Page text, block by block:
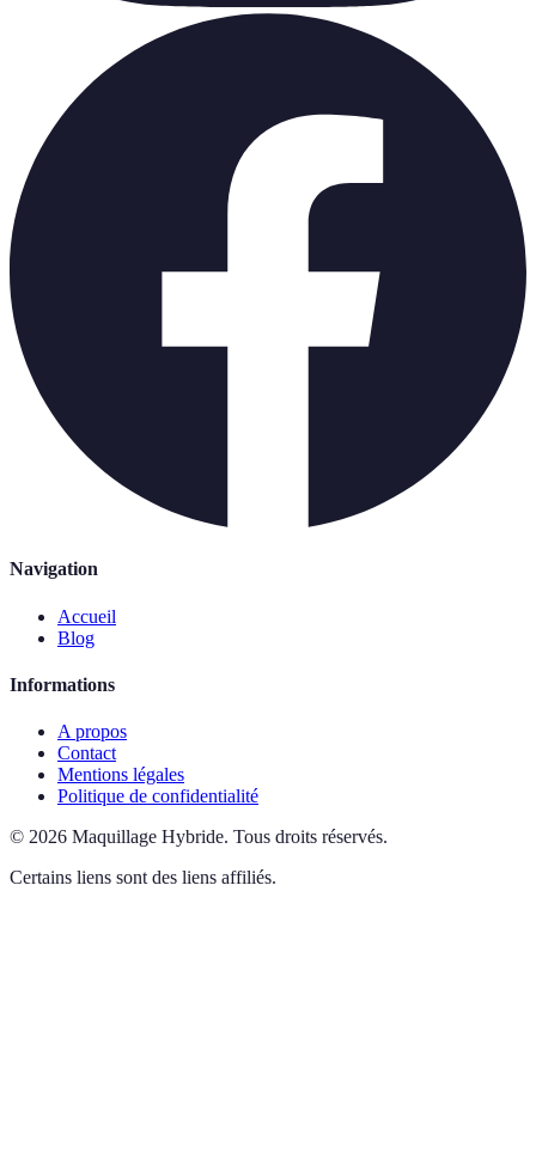
Navigation
Accueil
Blog
Informations
A propos
Contact
Mentions légales
Politique de confidentialité
© 2026 Maquillage Hybride. Tous droits réservés.
Certains liens sont des liens affiliés.